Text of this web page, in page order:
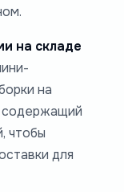
на складе
на
содержащий
чтобы
для